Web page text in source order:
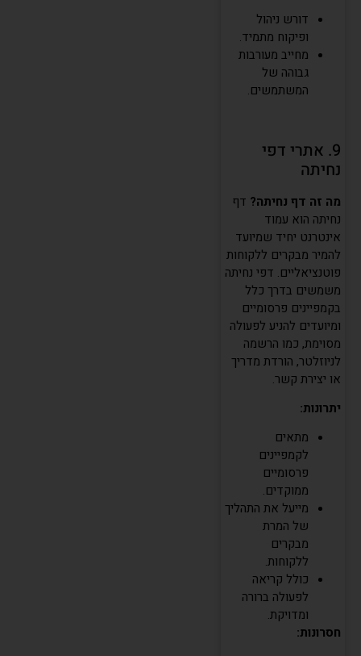
דורש ניהול
ופיקוח מתמיד.
מחייב מעורבות
גבוהה של
המשתמשים.
9. אתרי דפי
נחיתה
מה זה דף נחיתה? דף
נחיתה הוא עמוד
אינטרנט יחיד שמיועד
להמיר מבקרים ללקוחות
פוטנציאליים. דפי נחיתה
משמשים בדרך כלל
בקמפיינים פרסומיים
ומיועדים להניע לפעולה
מסוימת, כמו הרשמה
לניוזלטר, הורדת מדריך
או יצירת קשר.
יתרונות:
מתאים
לקמפיינים
פרסומיים
ממוקדים.
מייעל את התהליך
של המרת
מבקרים
ללקוחות.
כולל קריאה
לפעולה ברורה
ומדויקת.
חסרונות: